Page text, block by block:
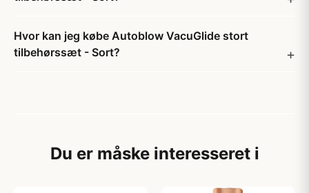
Hvor kan jeg købe Autoblow VacuGlide stort
tilbehørssæt - Sort?
Du er måske interesseret i